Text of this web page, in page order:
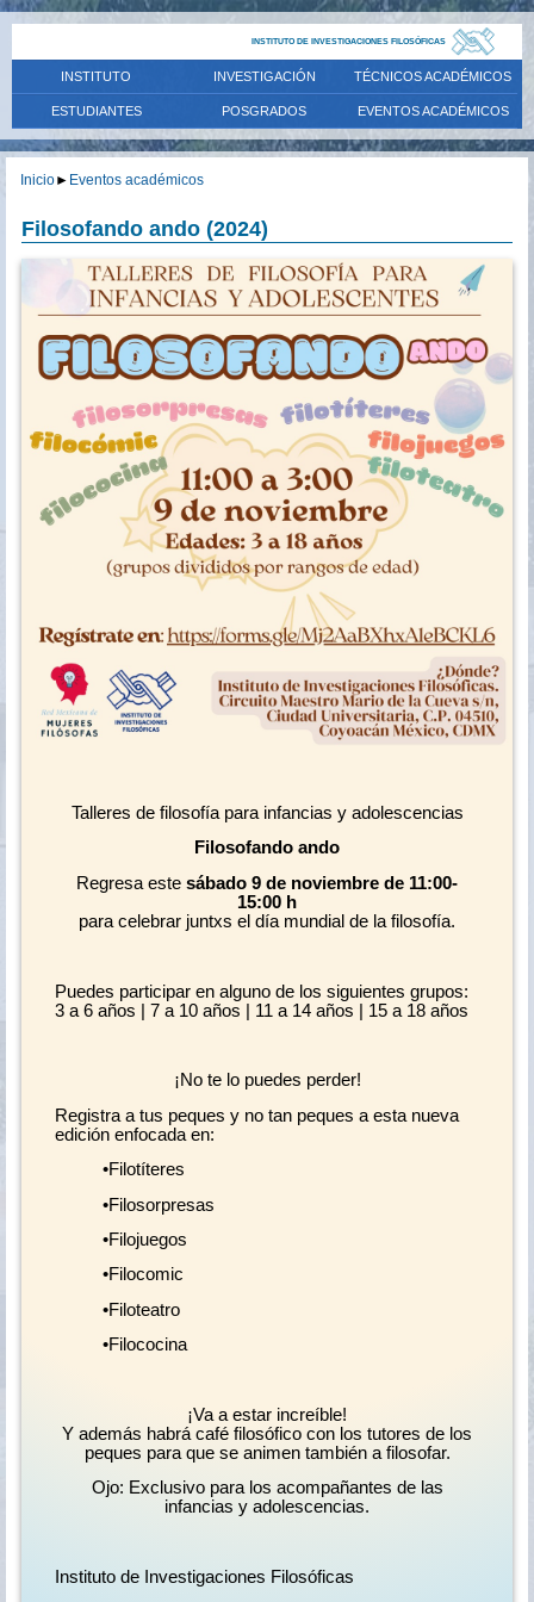
INSTITUTO DE INVESTIGACIONES FILOSÓFICAS
INSTITUTO INVESTIGACIÓN TÉCNICOS ACADÉMICOS
ESTUDIANTES POSGRADOS EVENTOS ACADÉMICOS
Inicio► Eventos académicos
Filosofando ando (2024)
Talleres de filosofía para infancias y adolescencias
Filosofando ando
Regresa este sábado 9 de noviembre de 11:00-
15:00 h
para celebrar juntxs el día mundial de la filosofía.
Puedes participar en alguno de los siguientes grupos:
3 a 6 años | 7 a 10 años | 11 a 14 años | 15 a 18 años
¡No te lo puedes perder!
Registra a tus peques y no tan peques a esta nueva
edición enfocada en:
•Filotíteres
•Filosorpresas
•Filojuegos
•Filocomic
•Filoteatro
•Filococina
¡Va a estar increíble!
Y además habrá café filosófico con los tutores de los
peques para que se animen también a filosofar.
Ojo: Exclusivo para los acompañantes de las
infancias y adolescencias.
Instituto de Investigaciones Filosóficas